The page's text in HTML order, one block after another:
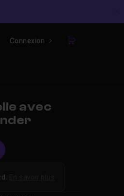
Connexion
Panier
avec